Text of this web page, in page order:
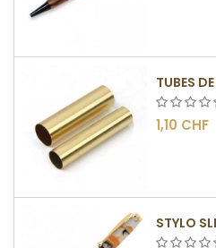
1,10 CHF
STYLO